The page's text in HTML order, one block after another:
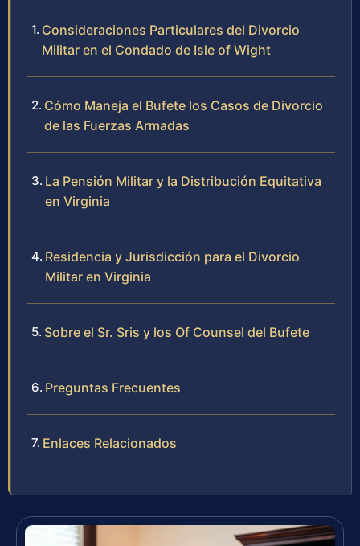
Consideraciones Particulares del Divorcio
Militar en el Condado de Isle of Wight
Cómo Maneja el Bufete los Casos de Divorcio
de las Fuerzas Armadas
La Pensión Militar y la Distribución Equitativa
en Virginia
Residencia y Jurisdicción para el Divorcio
Militar en Virginia
Sobre el Sr. Sris y los Of Counsel del Bufete
Preguntas Frecuentes
Enlaces Relacionados